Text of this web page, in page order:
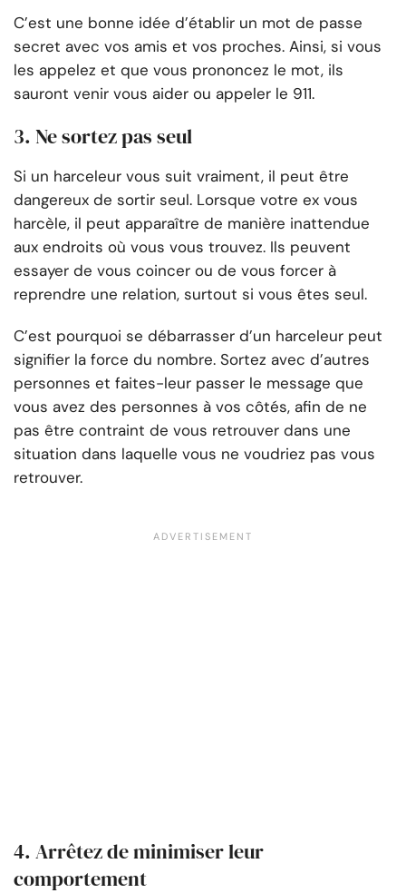
C’est une bonne idée d’établir un mot de passe
secret avec vos amis et vos proches. Ainsi, si vous
les appelez et que vous prononcez le mot, ils
sauront venir vous aider ou appeler le 911.
3. Ne sortez pas seul
Si un harceleur vous suit vraiment, il peut être
dangereux de sortir seul. Lorsque votre ex vous
harcèle, il peut apparaître de manière inattendue
aux endroits où vous vous trouvez. Ils peuvent
essayer de vous coincer ou de vous forcer à
reprendre une relation, surtout si vous êtes seul.
C’est pourquoi se débarrasser d’un harceleur peut
signifier la force du nombre. Sortez avec d’autres
personnes et faites-leur passer le message que
vous avez des personnes à vos côtés, afin de ne
pas être contraint de vous retrouver dans une
situation dans laquelle vous ne voudriez pas vous
retrouver.
4. Arrêtez de minimiser leur
comportement